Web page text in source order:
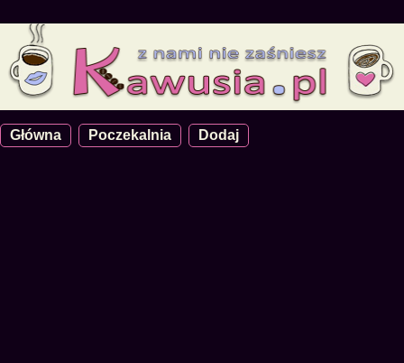
Główna Poczekalnia Dodaj